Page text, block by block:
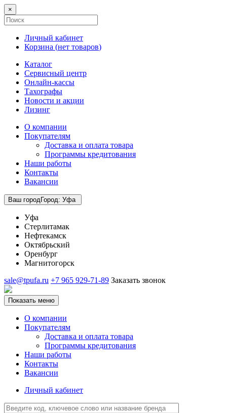
×
Личный кабинет
Корзина (нет товаров)
Каталог
Сервисный центр
Онлайн-кассы
Тахографы
Новости и акции
Лизинг
О компании
Покупателям
Доставка и оплата товара
Программы кредитования
Наши работы
Контакты
Вакансии
Ваш городГород: Уфа
Уфа
Стерлитамак
Нефтекамск
Октябрьский
Оренбург
Магнитогорск
sale@tpufa.ru +7 965 929-71-89 Заказать звонок
Показать меню
О компании
Покупателям
Доставка и оплата товара
Программы кредитования
Наши работы
Контакты
Вакансии
Личный кабинет